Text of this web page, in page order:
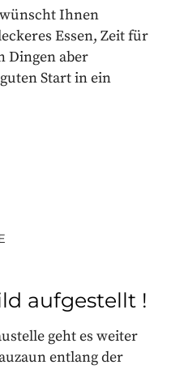
Ihnen
Essen, Zeit für
Dingen aber
Start in ein
aufgestellt !
geht es weiter
entlang der